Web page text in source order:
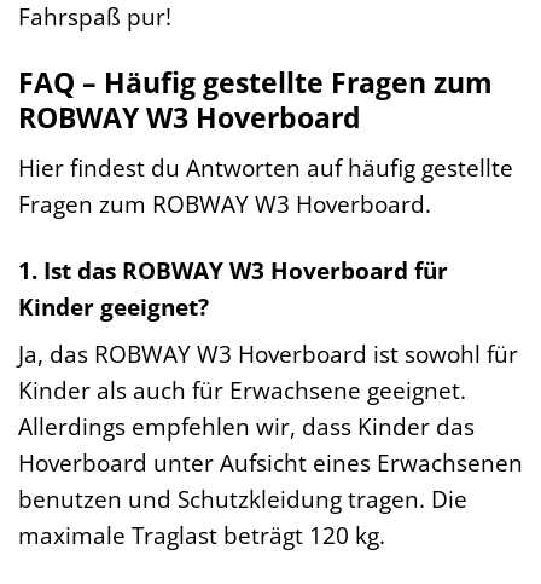
Fahrspaß pur!
FAQ – Häufig gestellte Fragen zum
ROBWAY W3 Hoverboard
Hier findest du Antworten auf häufig gestellte
Fragen zum ROBWAY W3 Hoverboard.
1. Ist das ROBWAY W3 Hoverboard für
Kinder geeignet?
Ja, das ROBWAY W3 Hoverboard ist sowohl für
Kinder als auch für Erwachsene geeignet.
Allerdings empfehlen wir, dass Kinder das
Hoverboard unter Aufsicht eines Erwachsenen
benutzen und Schutzkleidung tragen. Die
maximale Traglast beträgt 120 kg.